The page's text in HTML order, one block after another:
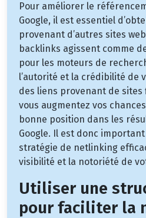
Pour améliorer le
Google, il est essentiel
provenant d’autres sites
backlinks agissent comme
pour les moteurs de
l’autorité et la crédibilité de
des liens provenant de
vous augmentez vos
bonne position dans les
Google. Il est donc
stratégie de netlinking
visibilité et la notoriété de
Utiliser une
pour faciliter la